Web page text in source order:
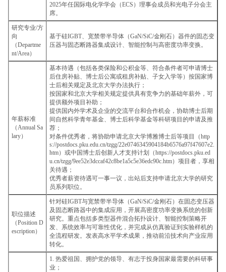
2025年任国际电化学学会（ECS）理事会成员和光电子分会主
席。
研究专业/方
向
（Departme
nt/Area）
基于硅IGBT、宽禁带半导体（GaN/SiC/金刚石）器件的固态变
压器与固态断路器集成设计、智能控制与高密度功率变换。
年薪标准
（Annual Sa
lary）
基本待遇（包括各类保险和公积金等、符合条件者可申请博士
后住房补贴、博士后公寓或租房补贴、子女入学等）按国家博
士后相关规定及北京大学办法执行；
按国家和北京大学相关规定提供具有竞争力的基础年薪外，可
提供额外项目补助；
提供国内外学术及企业的交流平台和合作机会，协助博士后期
间自然科学青年基金、博士后科学基金等科研项目的申请及推
荐；
对条件优秀者，将协助申请北京大学博雅博士后等项目（http
s://postdocs.pku.edu.cn/tzgg/22e0746345904184b6576a97f47607e2.
htm）或中国博士后创新人才支持计划（https://postdocs.pku.ed
u.cn/tzgg/9ee52e3dccaf42c8be1a5c5e36edc90c.htm）项目者，享相
关待遇；
优秀者薪资待遇可一事一议，出站后支持申请北京大学的研究
员系列职位。
职位描述
（Position D
escription）
针对硅IGBT与宽禁带半导体（GaN/SiC/金刚石）在固态变压器
及固态断路器中的集成应用，开展高密度功率变换系统的创新
研究。重点包括多类型器件混合拓扑设计、智能控制策略开
发、系统效率与可靠性优化，并完成从仿真验证到实验样机的
全流程研发。发表高水平学术成果，推动前沿技术向产业应用
转化。
1. 热爱祖国、拥护党的领导、有志于投身国家最需要的科研事
业；